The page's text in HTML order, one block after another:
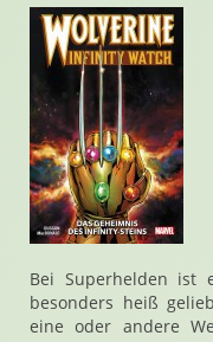
Bei Superhelden ist
besonders heiß
eine oder andere